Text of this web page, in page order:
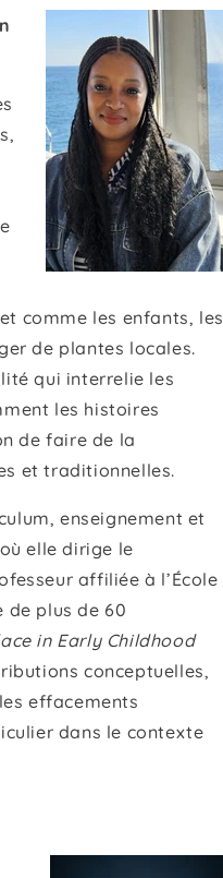
comme les enfants, les
de plantes locales.
qui interrelie les
les histoires
de faire de la
et traditionnelles.
enseignement et
elle dirige le
affiliée à l’École
de plus de 60
in Early Childhood
conceptuelles,
effacements
dans le contexte